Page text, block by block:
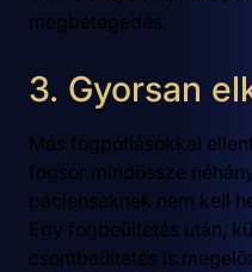
megbetegedés.
3. Gyorsan
Más fogpótlásokkal
fogsor mindössze
pácienseknek nem kell
Egy fogbeültetés után,
csontbeültetés is